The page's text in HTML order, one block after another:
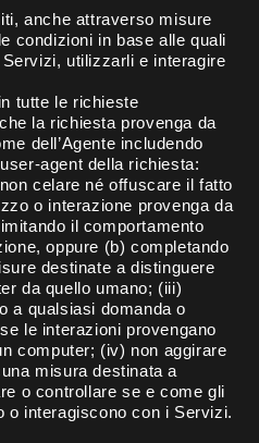
anche attraverso misure
condizioni in base alle quali
utilizzarli e interagire
tutte le richieste
la richiesta provenga da
dell’Agente includendo
agent della richiesta:
celare né offuscare il fatto
o interazione provenga da
il comportamento
oppure (b) completando
destinate a distinguere
da quello umano; (iii)
a qualsiasi domanda o
le interazioni provengano
computer; (iv) non aggirare
misura destinata a
o controllare se e come gli
o interagiscono con i Servizi.